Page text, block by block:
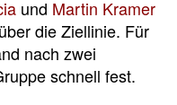
und Martin Kramer
die Ziellinie. Für
nach zwei
schnell fest.